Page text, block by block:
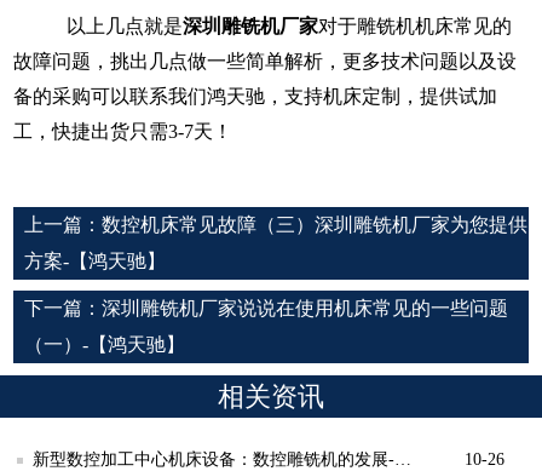
以上几点就是深圳雕铣机厂家对于雕铣机机床常见的
故障问题，挑出几点做一些简单解析，更多技术问题以及设
备的采购可以联系我们鸿天驰，支持机床定制，提供试加
工，快捷出货只需3-7天！
上一篇： 数控机床常见故障（三）深圳雕铣机厂家为您提供
方案-【鸿天驰】
下一篇： 深圳雕铣机厂家说说在使用机床常见的一些问题
（一）-【鸿天驰】
相关资讯
新型数控加工中心机床设备：数控雕铣机的发展-
10-26